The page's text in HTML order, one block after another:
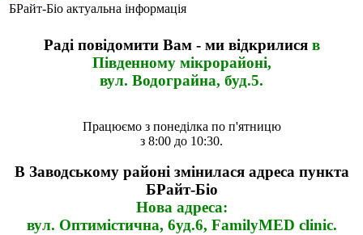
БРайт-Біо актуальна інформація
Раді повідомити Вам - ми відкрилися в
Південному мікрорайоні,
вул. Водограйна, буд.5.
Працюємо з понеділка по п'ятницю
з 8:00 до 10:30.
В Заводському районі змінилася адреса пункта
БРайт-Біо
Нова адреса:
вул. Оптимістична, 6уд.6, FamilyMED clinic.